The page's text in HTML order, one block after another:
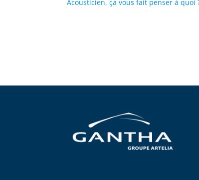
Acousticien, ça vous fait penser à quoi